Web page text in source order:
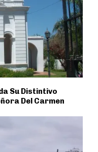
Su Distintivo
Del Carmen